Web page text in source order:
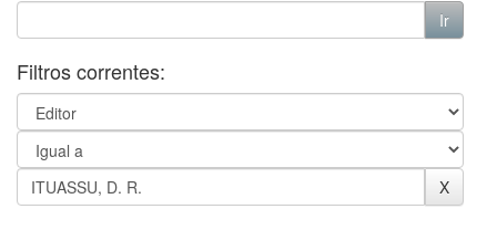
Filtros correntes: